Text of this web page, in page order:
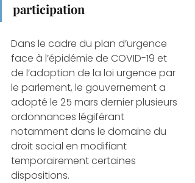
participation
Dans le cadre du plan d’urgence
face à l’épidémie de COVID-19 et
de l’adoption de la loi urgence par
le parlement, le gouvernement a
adopté le 25 mars dernier plusieurs
ordonnances légiférant
notamment dans le domaine du
droit social en modifiant
temporairement certaines
dispositions.